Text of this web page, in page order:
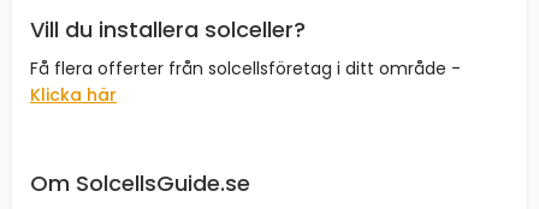
Vill du installera solceller?
Få flera offerter från solcellsföretag i ditt område -
Klicka här
Om SolcellsGuide.se